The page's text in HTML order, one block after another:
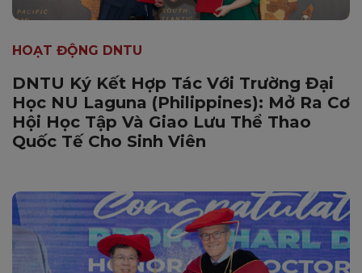
HOẠT ĐỘNG DNTU
DNTU Ký Kết Hợp Tác Với Trường Đại
Học NU Laguna (Philippines): Mở Ra Cơ
Hội Học Tập Và Giao Lưu Thể Thao
Quốc Tế Cho Sinh Viên